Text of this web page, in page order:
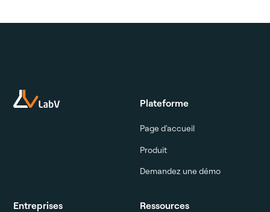
Plateforme
Page d'accueil
Produit
Demandez une démo
Entreprises Ressources